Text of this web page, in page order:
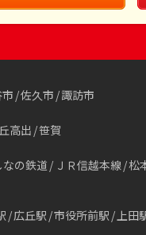
佐久市 諏訪市
高出 笹賀
なの鉄道 ＪＲ信越本線 松
広丘駅 市役所前駅 上田